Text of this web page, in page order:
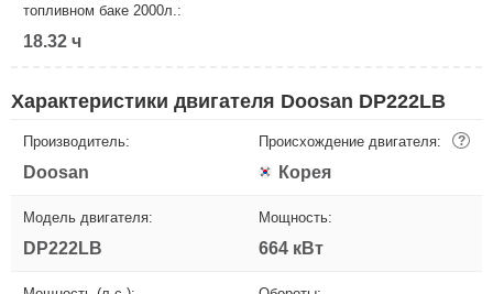
топливном баке 2000л.:
18.32 ч
Характеристики двигателя Doosan DP222LB
Производитель:
Doosan
Происхождение двигателя: ?
Корея
Модель двигателя:
DP222LB
Мощность:
664 кВт